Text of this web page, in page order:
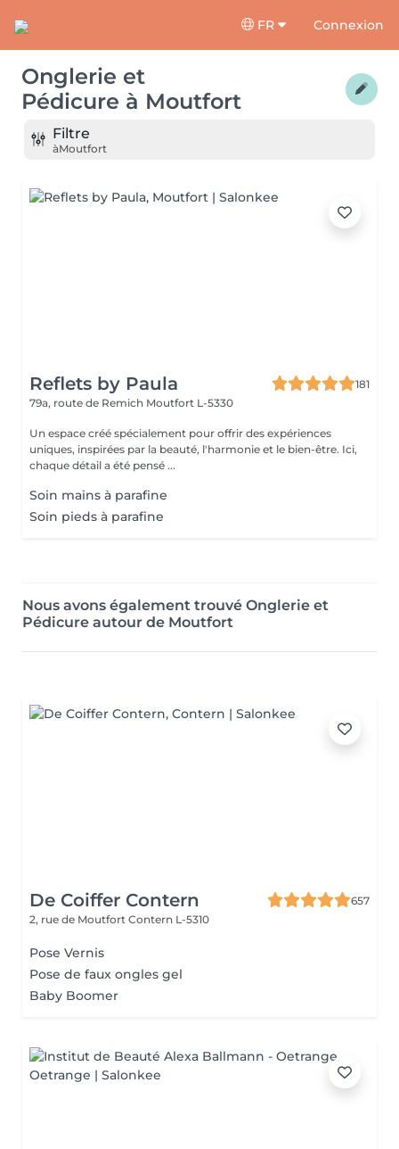
FR Connexion
Onglerie et
Pédicure à Moutfort
Filtre
àMoutfort
Reflets by Paula
181
79a, route de Remich Moutfort L-5330
Un espace créé spécialement pour offrir des expériences
uniques, inspirées par la beauté, l'harmonie et le bien-être. Ici,
chaque détail a été pensé ...
Soin mains à parafine
Soin pieds à parafine
Nous avons également trouvé Onglerie et
Pédicure autour de Moutfort
De Coiffer Contern
657
2, rue de Moutfort Contern L-5310
Pose Vernis
Pose de faux ongles gel
Baby Boomer